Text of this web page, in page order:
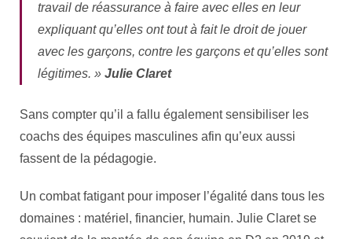
travail de réassurance à faire avec elles en leur
expliquant qu’elles ont tout à fait le droit de jouer
avec les garçons, contre les garçons et qu’elles sont
légitimes. » Julie Claret
Sans compter qu’il a fallu également sensibiliser les
coachs des équipes masculines afin qu’eux aussi
fassent de la pédagogie.
Un combat fatigant pour imposer l’égalité dans tous les
domaines : matériel, financier, humain. Julie Claret se